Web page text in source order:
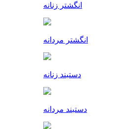
انگشتر زنانه
انگشتر مردانه
دستبند زنانه
دستبند مردانه